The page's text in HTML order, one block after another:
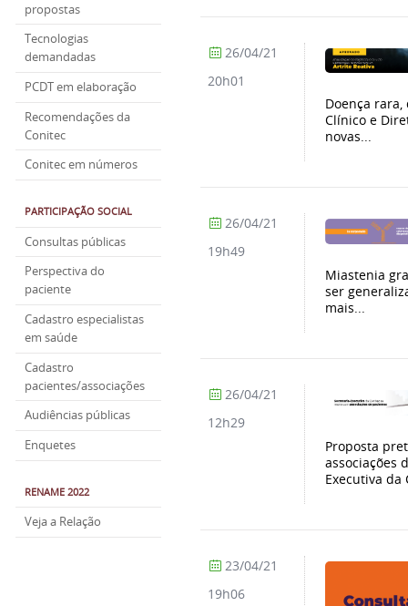
propostas
Tecnologias
demandadas
PCDT em elaboração
Recomendações da
Conitec
Conitec em números
PARTICIPAÇÃO SOCIAL
Consultas públicas
Perspectiva do
paciente
Cadastro especialistas
em saúde
Cadastro
pacientes/associações
Audiências públicas
Enquetes
RENAME 2022
Veja a Relação
Doença
Clínico e
novas...
26/04/21
20h01
Miastenia
ser
mais...
26/04/21
19h49
Proposta
associações
Executiva da
26/04/21
12h29
23/04/21
19h06